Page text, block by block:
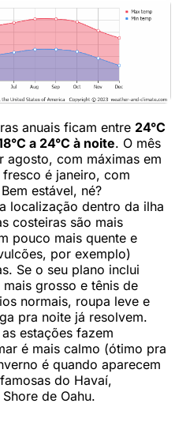
anuais ficam entre 24°C
a 24°C à noite. O mês
agosto, com máximas em
é janeiro, com
estável, né?
localização dentro da ilha
costeiras são mais
pouco mais quente e
por exemplo)
Se o seu plano inclui
grosso e tênis de
normais, roupa leve e
pra noite já resolvem.
estações fazem
é mais calmo (ótimo pra
é quando aparecem
do Havaí,
de Oahu.